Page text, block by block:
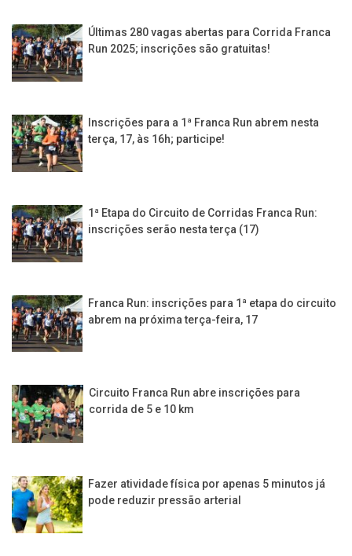
Últimas 280 vagas abertas para Corrida Franca
Run 2025; inscrições são gratuitas!
Inscrições para a 1ª Franca Run abrem nesta
terça, 17, às 16h; participe!
1ª Etapa do Circuito de Corridas Franca Run:
inscrições serão nesta terça (17)
Franca Run: inscrições para 1ª etapa do circuito
abrem na próxima terça-feira, 17
Circuito Franca Run abre inscrições para
corrida de 5 e 10 km
Fazer atividade física por apenas 5 minutos já
pode reduzir pressão arterial